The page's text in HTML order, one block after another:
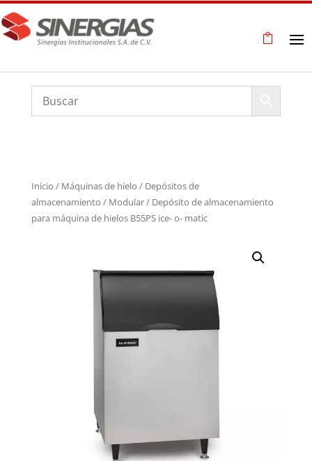
Inicio / Máquinas de hielo / Depósitos de
almacenamiento / Modular/ Depósito de almacenamiento
para máquina de hielos B55PS ice- o- matic